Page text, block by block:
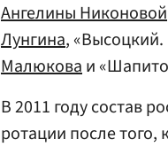
Ангелины Никоновой
Лунгина,
Малюковаи
В 2011 году состав
ротации после того,